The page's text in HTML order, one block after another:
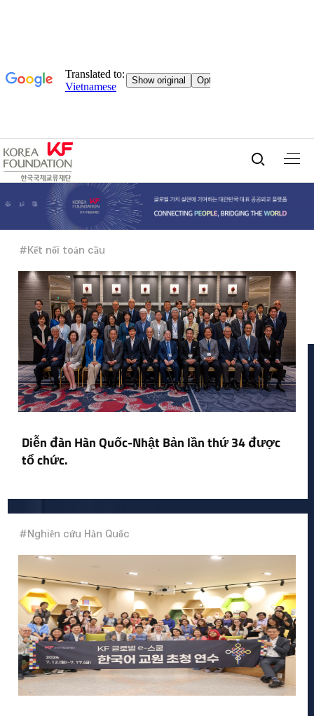
Tìm
kiếm
tích
hợp
#Kết nối toàn cầu
Diễn đàn Hàn Quốc-Nhật Bản lần thứ 34 được
tổ chức.
#Nghiên cứu Hàn Quốc